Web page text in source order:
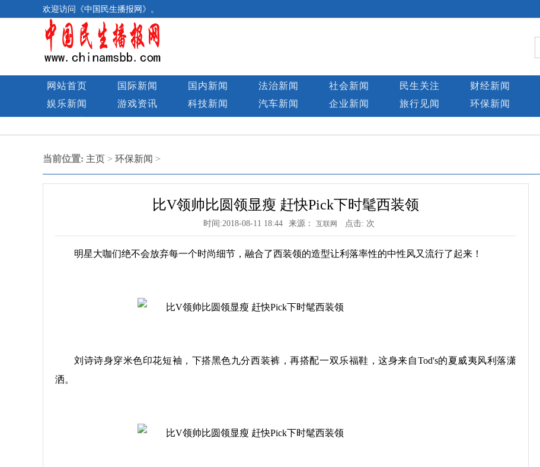
欢迎访问《中国民生播报网》。
网站首页 国际新闻 国内新闻 法治新闻 社会新闻 民生关注 财经新闻
娱乐新闻
游戏资讯 科技新闻 汽车新闻 企业新闻 旅行见闻 环保新闻
当前位置: 主页 > 环保新闻 >
比V领帅比圆领显瘦 赶快Pick下时髦西装领
时间:2018-08-11 18:44 来源： 互联网 点击: 次
明星大咖们绝不会放弃每一个时尚细节，融合了西装领的造型让利落率性的中性风又流行了起来！
刘诗诗身穿米色印花短袖，下搭黑色九分西装裤，再搭配一双乐福鞋，这身来自Tod's的夏威夷风利落潇
洒。